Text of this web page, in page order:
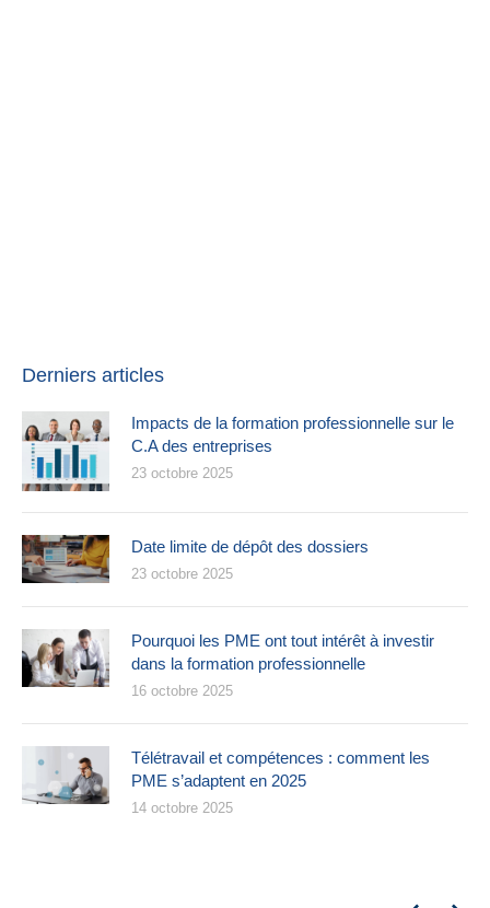
Derniers articles
Impacts de la formation professionnelle sur le
C.A des entreprises
23 octobre 2025
Date limite de dépôt des dossiers
23 octobre 2025
Pourquoi les PME ont tout intérêt à investir
dans la formation professionnelle
16 octobre 2025
Télétravail et compétences : comment les
PME s’adaptent en 2025
14 octobre 2025